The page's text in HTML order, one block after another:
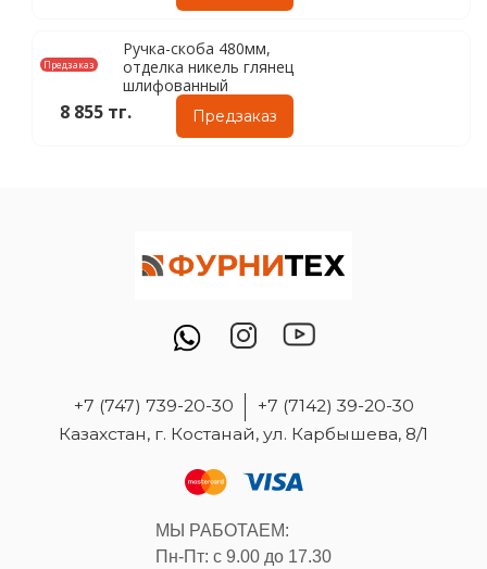
Предзаказ
Ручка-скоба 480мм,
отделка никель глянец
шлифованный
8 855 тг. Предзаказ
+7 (747) 739-20-30
+7 (7142) 39-20-30
Казахстан, г. Костанай, ул. Карбышева, 8/1
МЫ РАБОТАЕМ:
Пн-Пт: с 9.00 до 17.30